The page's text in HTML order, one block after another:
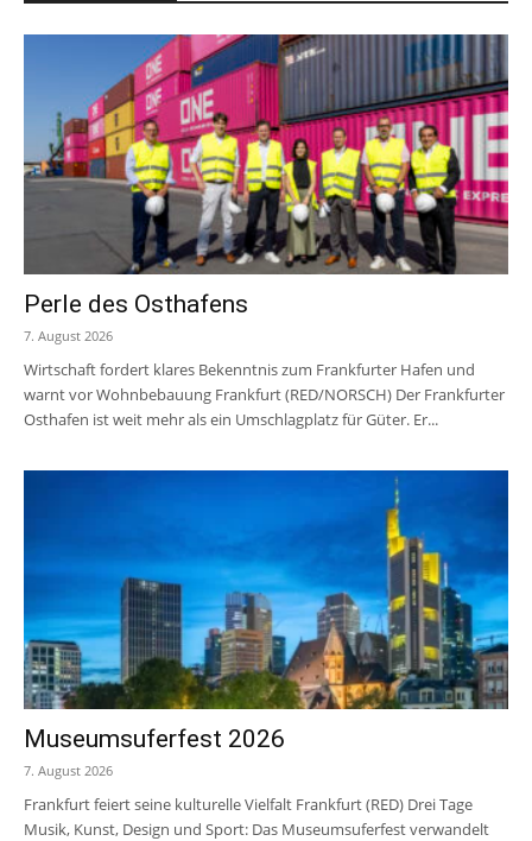
Perle des Osthafens
7. August 2026
Wirtschaft fordert klares Bekenntnis zum Frankfurter Hafen und
warnt vor Wohnbebauung Frankfurt (RED/NORSCH) Der Frankfurter
Osthafen ist weit mehr als ein Umschlagplatz für Güter. Er...
Museumsuferfest 2026
7. August 2026
Frankfurt feiert seine kulturelle Vielfalt Frankfurt (RED) Drei Tage
Musik, Kunst, Design und Sport: Das Museumsuferfest verwandelt